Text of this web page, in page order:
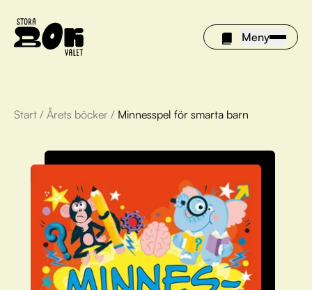
Meny
Årets böcker
Om Stora bokvalet
Olivia tipsar
Vinnare
FAQ
Start / Årets böcker / Minnesspel för smarta barn